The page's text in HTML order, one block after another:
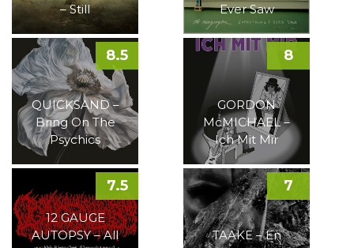
– Still
Ever Saw
QUICKSAND –
Bring On The
Psychics
8.5
GORDON
McMICHAEL –
Ich Mit Mir
8
12 GAUGE
AUTOPSY – All
7.5
TAAKE – En
7